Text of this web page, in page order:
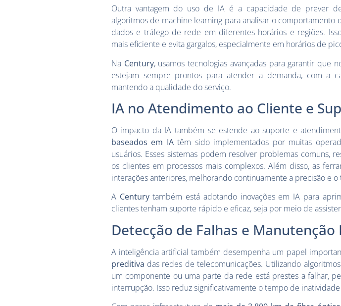
Outra vantagem do uso de IA é a capacidade de prever
algoritmos de machine learning para analisar o comportamento
dados e tráfego de rede em diferentes horários e regiões.
mais eficiente e evita gargalos, especialmente em horários de
Na Century, usamos tecnologias avançadas para garantir que
estejam sempre prontos para atender a demanda, com a
mantendo a qualidade do serviço.
IA no Atendimento ao Cliente e
O impacto da IA também se estende ao suporte e
baseados em IAtêm sido implementados por muitas
usuários. Esses sistemas podem resolver problemas comuns,
os clientes em processos mais complexos. Além disso, as
interações anteriores, melhorando continuamente a precisão e
A Centurytambém está adotando inovações em IA para
clientes tenham suporte rápido e eficaz, seja por meio de
Detecção de Falhas e Manutenção
A inteligência artificial também desempenha um papel
preditiva das redes de telecomunicações. Utilizando
um componente ou uma parte da rede está prestes a falhar,
interrupção. Isso reduz significativamente o tempo de